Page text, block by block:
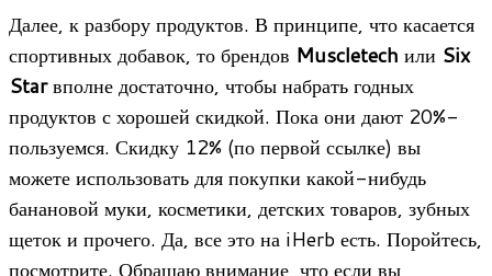
Далее, к разбору продуктов. В принципе, что касается
спортивных добавок, то брендов Muscletech или Six
Starвполне достаточно, чтобы набрать годных
продуктов с хорошей скидкой. Пока они дают 20%-
пользуемся. Скидку 12% (по первой ссылке) вы
можете использовать для покупки какой-нибудь
банановой муки, косметики, детских товаров, зубных
щеток и прочего. Да, все это на iHerb есть. Поройтесь,
посмотрите. Обращаю внимание, что если вы